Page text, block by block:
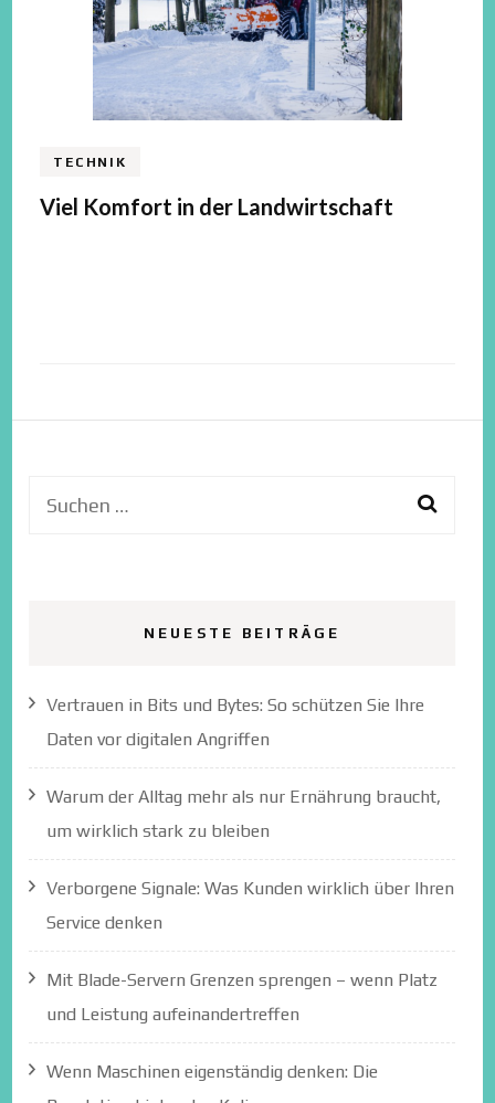
TECHNIK
Viel Komfort in der Landwirtschaft
Suchen
NEUESTE BEITRÄGE
Vertrauen in Bits und Bytes: So schützen Sie Ihre
Daten vor digitalen Angriffen
Warum der Alltag mehr als nur Ernährung braucht,
um wirklich stark zu bleiben
Verborgene Signale: Was Kunden wirklich über Ihren
Service denken
Mit Blade-Servern Grenzen sprengen – wenn Platz
und Leistung aufeinandertreffen
Wenn Maschinen eigenständig denken: Die